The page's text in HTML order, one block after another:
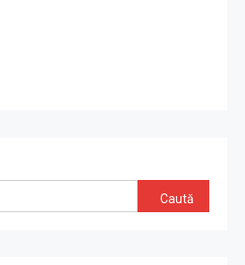
Caută